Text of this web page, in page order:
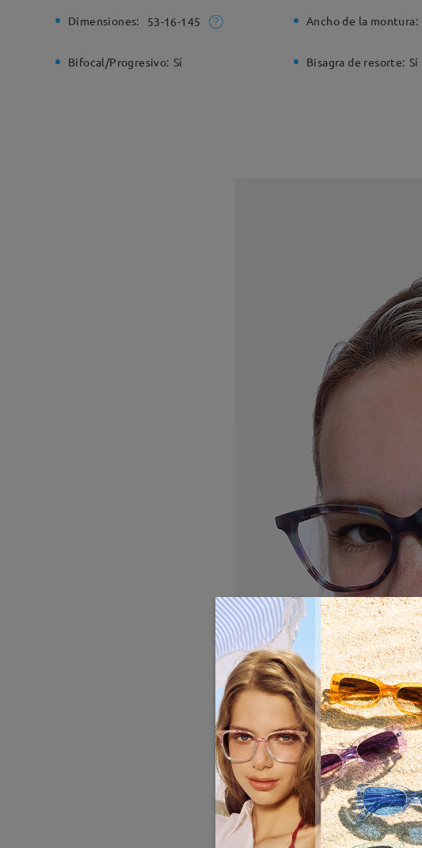
Dimensiones: 53-16-145 Ancho de la montura:
Bifocal/Progresivo: Sí Bisagra de resorte: Sí